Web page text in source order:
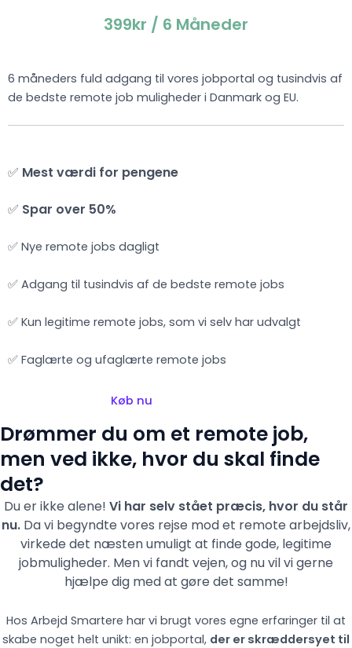
399kr / 6 Måneder
6 måneders fuld adgang til vores jobportal og tusindvis af
de bedste remote job muligheder i Danmark og EU.
✅ Mest værdi for pengene
✅ Spar over 50%
✅ Nye remote jobs dagligt
✅ Adgang til tusindvis af de bedste remote jobs
✅ Kun legitime remote jobs, som vi selv har udvalgt
✅ Faglærte og ufaglærte remote jobs
Køb nu
Drømmer du om et remote job,
men ved ikke, hvor du skal finde
det?
Du er ikke alene! Vi har selv stået præcis, hvor du står
nu. Da vi begyndte vores rejse mod et remote arbejdsliv,
virkede det næsten umuligt at finde gode, legitime
jobmuligheder. Men vi fandt vejen,og nu vil vi gerne
hjælpe dig med at gøre det samme!
Hos Arbejd Smartere har vi brugt vores egne erfaringer til at
skabe noget helt unikt: en jobportal, der er skræddersyet til